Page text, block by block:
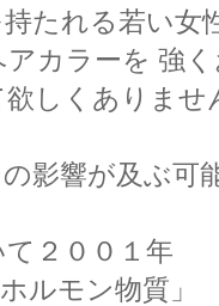
たれる若い女
カラーを 強
しくありませ
影響が及ぶ可
２００１年
ルモン物質」